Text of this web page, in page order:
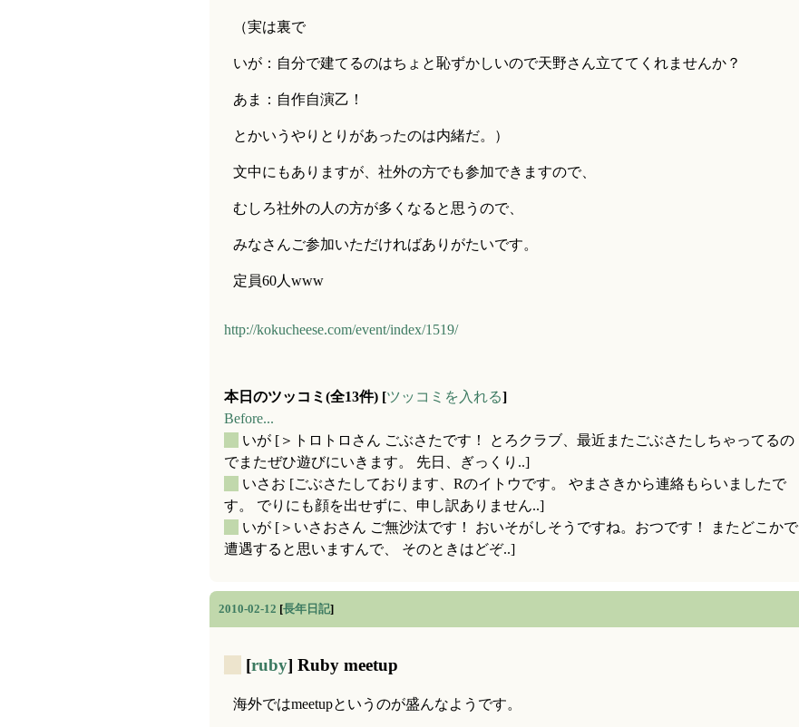
（実は裏で
いが：自分で建てるのはちょと恥ずかしいので天野さん立ててくれませんか？
あま：自作自演乙！
とかいうやりとりがあったのは内緒だ。）
文中にもありますが、社外の方でも参加できますので、
むしろ社外の人の方が多くなると思うので、
みなさんご参加いただければありがたいです。
定員60人www
http://kokucheese.com/event/index/1519/
本日のツッコミ(全13件) [ツッコミを入れる]
Before...
いが [＞トロトロさん ごぶさたです！ とろクラブ、最近またごぶさたしちゃってるの
でまたぜひ遊びにいきます。 先日、ぎっくり..]
いさお [ごぶさたしております、Rのイトウです。 やまさきから連絡もらいましたで
す。 でりにも顔を出せずに、申し訳ありません..]
いが [＞いさおさん ご無沙汰です！ おいそがしそうですね。おつです！ またどこかで
遭遇すると思いますんで、 そのときはどぞ..]
2010-02-12 [長年日記]
[ruby] Ruby meetup
海外ではmeetupというのが盛んなようです。